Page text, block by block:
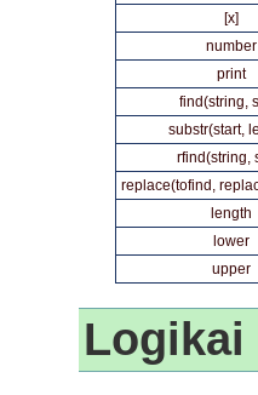
[x]
number
print
find(string,
substr(start,
rfind(string,
replace(tofind,
length
lower
upper